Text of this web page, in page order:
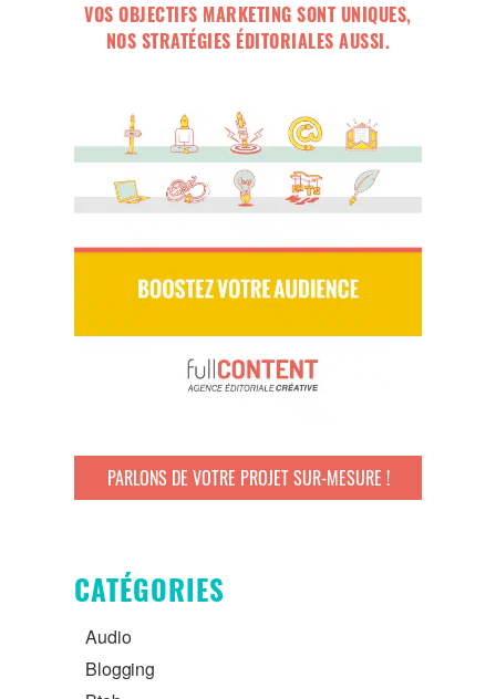
VOS OBJECTIFS MARKETING SONT UNIQUES,
NOS STRATÉGIES ÉDITORIALES AUSSI.
PARLONS DE VOTRE PROJET SUR-MESURE !
CATÉGORIES
Audio
Blogging